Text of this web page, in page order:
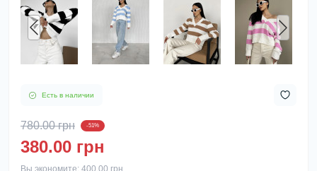
Есть в наличии
780.00 грн -51%
380.00 грн
Вы экономите: 400.00 грн